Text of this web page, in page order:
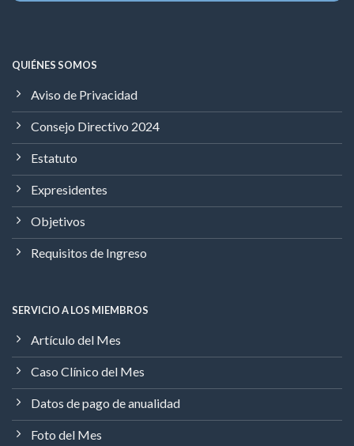
QUIÉNES SOMOS
Aviso de Privacidad
Consejo Directivo 2024
Estatuto
Expresidentes
Objetivos
Requisitos de Ingreso
SERVICIO A LOS MIEMBROS
Artículo del Mes
Caso Clínico del Mes
Datos de pago de anualidad
Foto del Mes